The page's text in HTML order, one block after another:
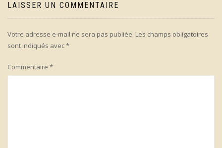
LAISSER UN COMMENTAIRE
Votre adresse e-mail ne sera pas publiée. Les champs obligatoires
sont indiqués avec*
Commentaire *